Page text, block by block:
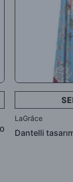
LaGrâce
Dantelli